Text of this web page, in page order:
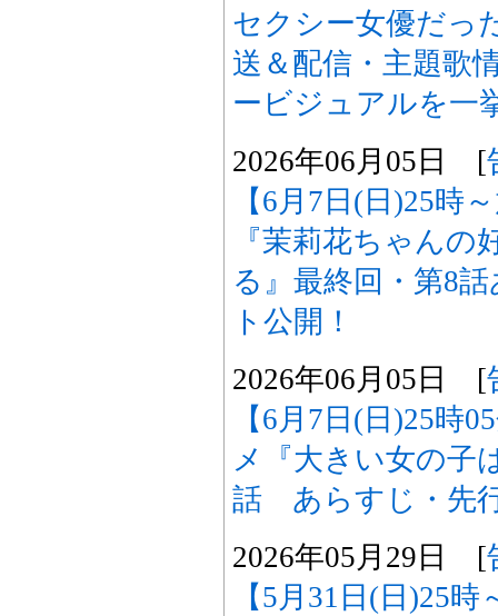
セクシー女優だっ
送＆配信・主題歌
ービジュアルを一
2026年06月05日 [
【6月7日(日)25時
『茉莉花ちゃん
る』最終回・第8
ト公開！
2026年06月05日 [
【6月7日(日)25時
メ『大きい女の子
話 あらすじ・先
2026年05月29日 [
【5月31日(日)25